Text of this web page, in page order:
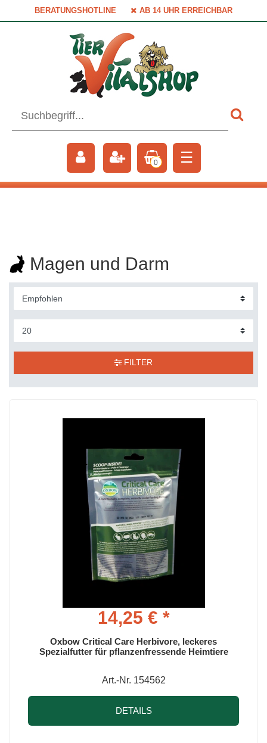
BERATUNGSHOTLINE AB 14 UHR ERREICHBAR
0 ☰
Magen und Darm
FILTER
14,25 € *
Oxbow Critical Care Herbivore, leckeres
Spezialfutter für pflanzenfressende Heimtiere
Art.-Nr. 154562
DETAILS